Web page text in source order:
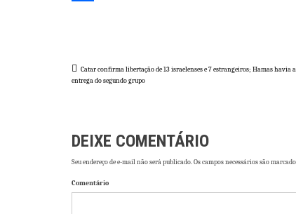
Navegação
Catar confirma libertação de 13 israelenses e 7 estrangeiros; Hamas havia
entrega do segundo grupo
DEIXE COMENTÁRIO
Seu endereço de e-mail não será publicado. Os campos necessários são
Comentário